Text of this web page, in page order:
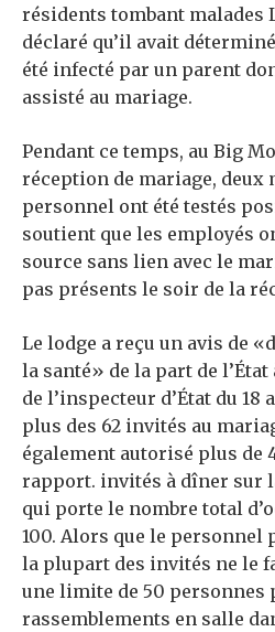
résidents tombant malades
déclaré qu’il avait
été infecté par un parent
assisté au mariage.
Pendant ce temps, au Big
réception de mariage, deux
personnel ont été testés
soutient que les employés
source sans lien avec le
pas présents le soir de la
Le lodge a reçu un avis de
la santé» de la part de
de l’inspecteur d’État du 18
plus des 62 invités au
également autorisé plus de
rapport. invités à dîner sur
qui porte le nombre total
100. Alors que le personnel
la plupart des invités ne le
une limite de 50 personnes
rassemblements en salle